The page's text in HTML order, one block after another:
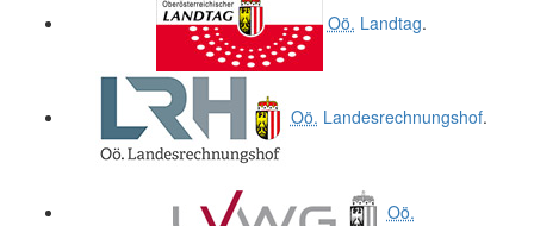
Oö. Landtag.
Oö. Landesrechnungshof.
Oö.